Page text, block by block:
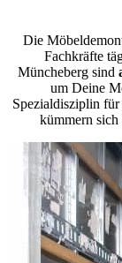
Die
Fachkräfte
Müncheberg sind
um Deine
Spezialdisziplin
kümmern